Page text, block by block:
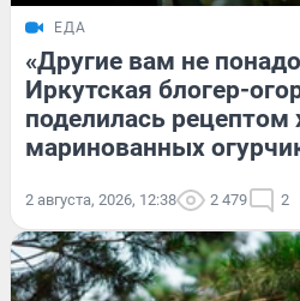
ЕДА
«Другие вам не
Иркутская блогер-
поделилась рецептом
маринованных
2 августа, 2026, 12:38 2 479 2